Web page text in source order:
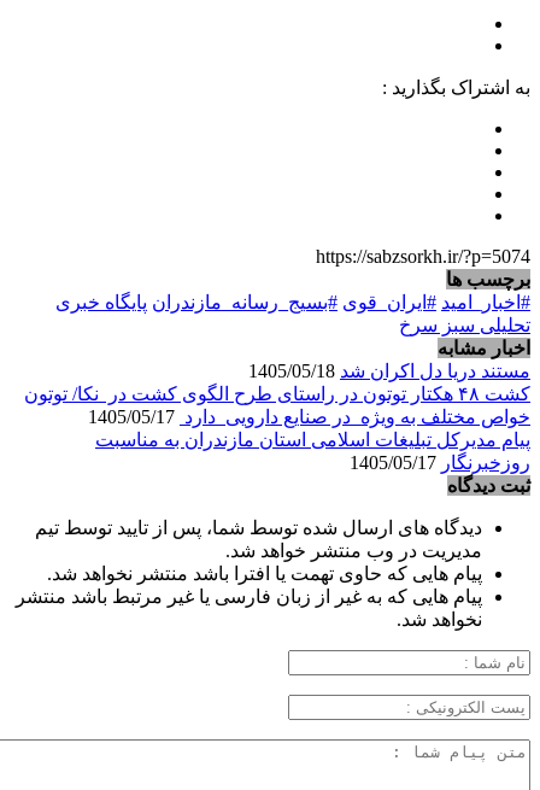
به اشتراک بگذارید :
https://sabzsorkh.ir/?p=5074
برچسب ها
#اخبار_امید #ایران_قوی #بسیج_رسانه_مازندران پایگاه خبری
تحلیلی سبز سرخ
اخبار مشابه
مستند دریا دل اکران شد
کشت ۴۸ هکتار توتون در راستای طرح الگوی کشت در نکا/ توتون
خواص مختلف به ویژه در صنایع دارویی دارد
پیام مدیرکل تبلیغات اسلامی استان مازندران به مناسبت
روزخبرنگار
ثبت دیدگاه
دیدگاه های ارسال شده توسط شما، پس از تایید توسط تیم
مدیریت در وب منتشر خواهد شد.
پیام هایی که حاوی تهمت یا افترا باشد منتشر نخواهد شد.
پیام هایی که به غیر از زبان فارسی یا غیر مرتبط باشد منتشر
نخواهد شد.